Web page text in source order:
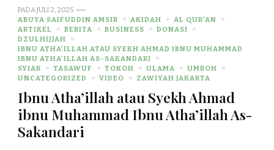
PADA JULI 2, 2025
ABUYA SAIFUDDIN AMSIR
AKIDAH
AL QUR'AN
ARTIKEL
BERITA BUSINESS
DONASI
DZULHIJJAH
IBNU ATHA’ILLAH ATAU SYEKH AHMAD IBNU MUHAMMAD
IBNU ATHA’ILLAH AS-SAKANDARI
SYIAR
TASAWUF TOKOH ULAMA
UMROH
UNCATEGORIZED
VIDEO ZAWIYAH JAKARTA
Ibnu Atha’illah atau Syekh Ahmad
ibnu Muhammad Ibnu Atha’illah As-
Sakandari